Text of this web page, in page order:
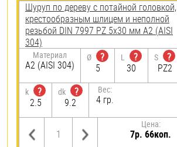
Шуруп по дереву с потайной головкой,
крестообразным шлицем и неполной
резьбой DIN 7997 PZ 5х30 мм А2 (AISI
304)
Материал
А2 (AISI 304)
Ø
?
5
L
?
30
S
?
PZ2
k
?
2.5
dk
?
9.2
Вес:
4 гр.
Цена:
7р. 66коп.